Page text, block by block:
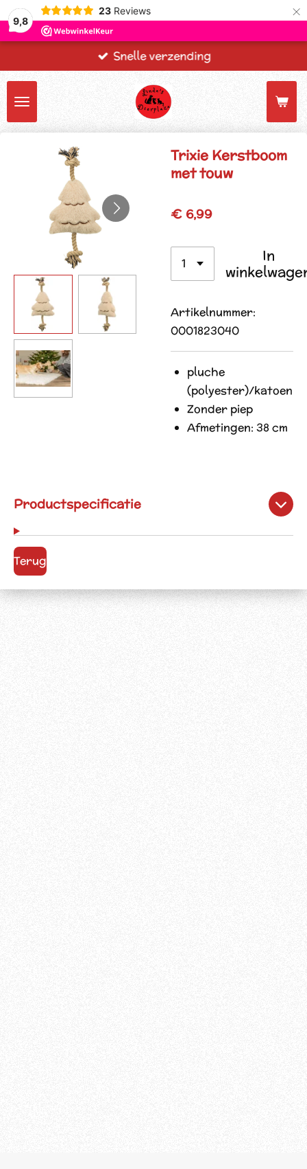
9,8
23 Reviews ×
Snelle verzending
Trixie Kerstboom
met touw
€ 6,99
In
Artikelnummer:
0001823040
pluche
(polyester)/katoen
Zonder piep
Afmetingen: 38 cm
Productspecificatie
Terug